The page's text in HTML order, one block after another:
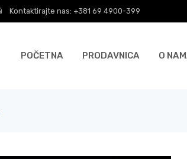
Kontaktirajte nas: +381 69 4900-399
POČETNA PRODAVNICA O